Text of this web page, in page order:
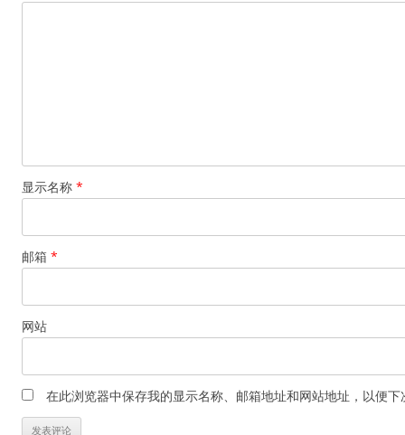
显示名称 *
邮箱 *
网站
在此浏览器中保存我的显示名称、邮箱地址和网站地址，以便下